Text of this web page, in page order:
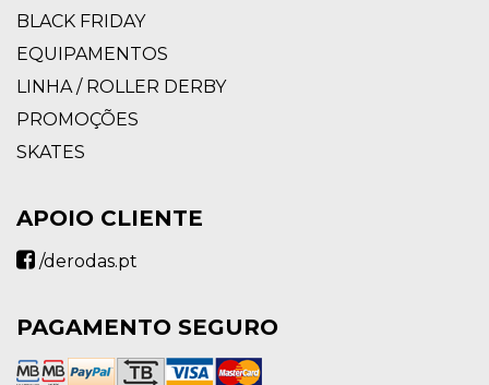
BLACK FRIDAY
EQUIPAMENTOS
LINHA / ROLLER DERBY
PROMOÇÕES
SKATES
APOIO CLIENTE
/derodas.pt
PAGAMENTO SEGURO